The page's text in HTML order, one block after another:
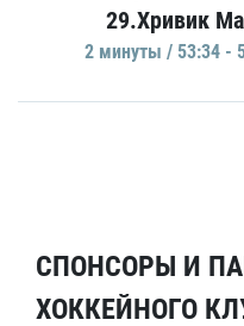
29.Хривик
2 минуты / 53:34 -
СПОНСОРЫ И
ХОККЕЙНОГО